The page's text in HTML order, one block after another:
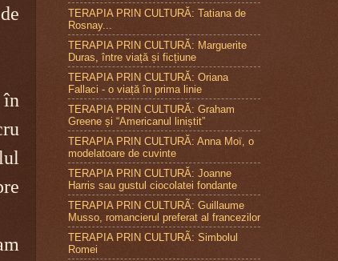
în
TERAPIA PRIN CULTURĂ: Tatiana de
Rosnay...
TERAPIA PRIN CULTURĂ: Marguerite
Duras, între viață și ficțiune
TERAPIA PRIN CULTURĂ: Oriana
Fallaci - o viață în prima linie
TERAPIA PRIN CULTURĂ: Graham
Greene și “Americanul liniștit”
TERAPIA PRIN CULTURĂ: Anna Moï, o
modelatoare de cuvinte
TERAPIA PRIN CULTURĂ: Joanne
Harris sau gustul ciocolatei fondante
TERAPIA PRIN CULTURÃ: Guillaume
Musso, romancierul preferat al francezilor
TERAPIA PRIN CULTURÃ: Simbolul
Romei